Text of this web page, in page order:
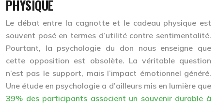
PHYSIQUE
Le débat entre la cagnotte et le cadeau physique est
souvent posé en termes d’utilité contre sentimentalité.
Pourtant, la psychologie du don nous enseigne que
cette opposition est obsolète. La véritable question
n’est pas le support, mais l’impact émotionnel généré.
Une étude en psychologie a d’ailleurs mis en lumière que
39% des participants associent un souvenir durable à